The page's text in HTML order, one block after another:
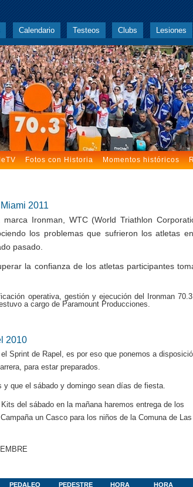
Calendario Testeos Clubs Lesiones
Fotos con Historia Momentos históricos
2011
Ironman, WTC (World Triathlon
los problemas que sufrieron los atletas
pasado.
la confianza de los atletas participantes
operativa, gestión y ejecución del Ironman
a cargo de Paramount Producciones.
2010
Sprint de Rapel, es por eso que ponemos a
para estar preparados.
que el sábado y domingo sean días de fiesta.
del sábado en la mañana haremos entrega de los
un Casco para los niños de la Comuna de Las
PEDALEO
PEDESTRE
HORA
HORA